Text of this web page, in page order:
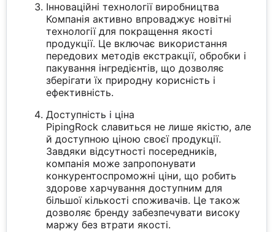
Інноваційні технології виробництва
Компанія активно впроваджує новітні
технології для покращення якості
продукції. Це включає використання
передових методів екстракції, обробки і
пакування інгредієнтів, що дозволяє
зберігати їх природну корисність і
ефективність.
Доступність і ціна
PipingRock славиться не лише якістю, але
й доступною ціною своєї продукції.
Завдяки відсутності посередників,
компанія може запропонувати
конкурентоспроможні ціни, що робить
здорове харчування доступним для
більшої кількості споживачів. Це також
дозволяє бренду забезпечувати високу
маржу без втрати якості.